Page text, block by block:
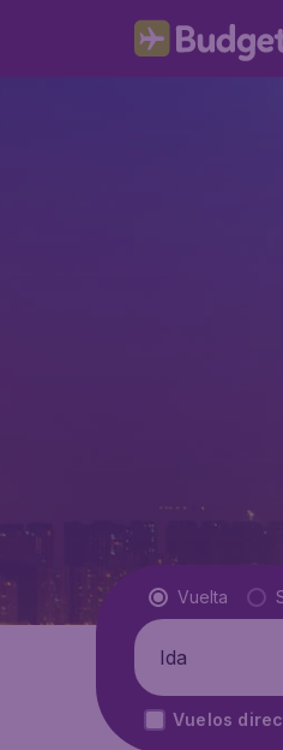
Tipo de vuelo
Vuelta
Salida de
Vuelos